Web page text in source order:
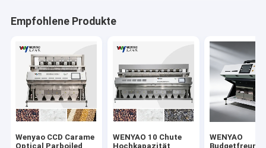
Empfohlene Produkte
Wenyao CCD Carame
Optical Parboiled
WENYAO 10 Chute
Hochkapazität
WENYAO